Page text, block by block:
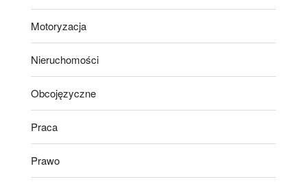
Motoryzacja
Nieruchomości
Obcojęzyczne
Praca
Prawo